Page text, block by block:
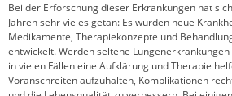
Bei der Erforschung dieser Erkrankungen hat
Jahren sehr vieles getan: Es wurden neue
Medikamente, Therapiekonzepte und
entwickelt. Werden seltene
in vielen Fällen eine Aufklärung und Therapie
Voranschreiten aufzuhalten, Komplikationen